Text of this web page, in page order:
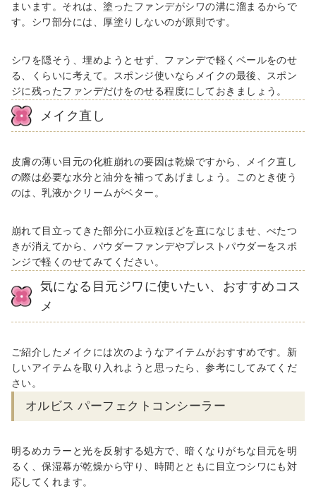
まいます。それは、塗ったファンデがシワの溝に溜まるからで
す。シワ部分には、厚塗りしないのが原則です。
シワを隠そう、埋めようとせず、ファンデで軽くベールをのせ
る、くらいに考えて。スポンジ使いならメイクの最後、スポン
ジに残ったファンデだけをのせる程度にしておきましょう。
メイク直し
皮膚の薄い目元の化粧崩れの要因は乾燥ですから、メイク直し
の際は必要な水分と油分を補ってあげましょう。このとき使う
のは、乳液かクリームがベター。
崩れて目立ってきた部分に小豆粒ほどを直になじませ、べたつ
きが消えてから、パウダーファンデやプレストパウダーをスポ
ンジで軽くのせてみてください。
気になる目元ジワに使いたい、おすすめコス
メ
ご紹介したメイクには次のようなアイテムがおすすめです。新
しいアイテムを取り入れようと思ったら、参考にしてみてくだ
さい。
オルビス パーフェクトコンシーラー
明るめカラーと光を反射する処方で、暗くなりがちな目元を明
るく、保湿幕が乾燥から守り、時間とともに目立つシワにも対
応してくれます。